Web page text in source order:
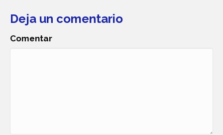
Deja un comentario
Comentar